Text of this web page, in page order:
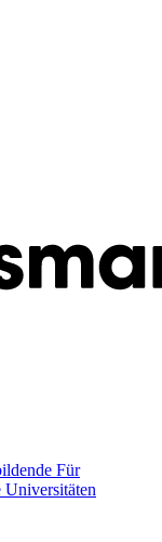
Für
Universitäten